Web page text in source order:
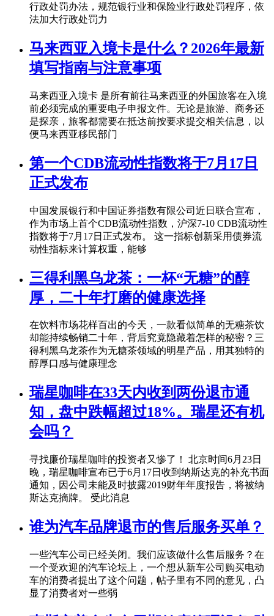
行政处罚办法，规范银行业和保险业行政处罚程序，依
法加大行政处罚力
马来西亚入境卡是什么？2026年最新
填写指南与注意事项
马来西亚入境卡 是所有前往马来西亚的外国旅客在入境
前必须完成的重要电子申报文件。无论是旅游、商务还
是探亲，旅客都需要在抵达前按要求提交相关信息，以
便马来西亚移民部门
第一个CDB流动性指数将于7月17日
正式发布
中国发展银行和中国证券指数有限公司近日联合宣布，
作为市场上首个CDB流动性指数，沪深7-10 CDB流动性
指数将于7月17日正式发布。 这一指标创新采用债券流
动性指标来计算权重，能够
三得利黑乌龙茶：一杯“无糖”的醇
厚，二十年打磨的健康选择
在饮料市场花样百出的今天，一款看似简单的无糖茶饮
却能持续畅销二十年，背后究竟隐藏着怎样的秘密？三
得利黑乌龙茶作为无糖茶领域的明星产品，用其独特的
醇厚口感与健康理念
瑞星咖啡在33天内收到两份退市通
知，盘中跌幅超过18%。瑞星还有机
会吗？
寻找廉价瑞星咖啡的投资者又惨了！ 北京时间6月23日
晚，瑞星咖啡宣布已于6月17日收到纳斯达克的补充书面
通知，因公司未能及时披露2019财年年度报告，将被纳
斯达克摘牌。 受此消息
谁为汽车品牌退市的售后服务买单？
一些汽车公司已经关闭。我们应该做什么售后服务？在
一个受欢迎的汽车论坛上，一个想从新车公司购买电动
车的消费者提出了这个问题，帖子里有不同的意见，凸
显了消费者对一些弱